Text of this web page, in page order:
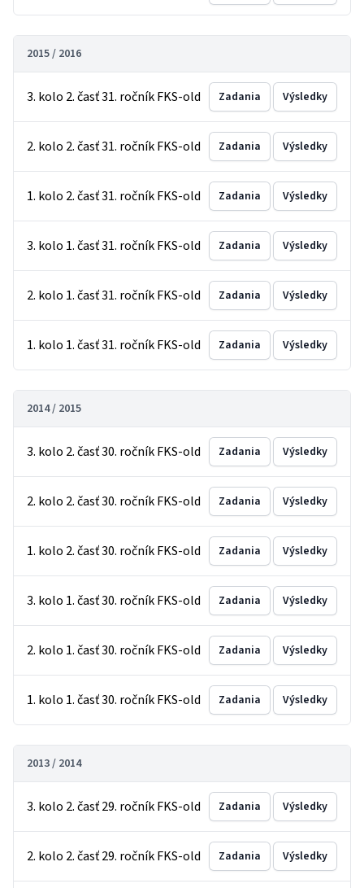
2015 / 2016
3. kolo 2. časť 31. ročník FKS-old Zadania Výsledky
2. kolo 2. časť 31. ročník FKS-old Zadania Výsledky
1. kolo 2. časť 31. ročník FKS-old Zadania Výsledky
3. kolo 1. časť 31. ročník FKS-old Zadania Výsledky
2. kolo 1. časť 31. ročník FKS-old Zadania Výsledky
1. kolo 1. časť 31. ročník FKS-old Zadania Výsledky
2014 / 2015
3. kolo 2. časť 30. ročník FKS-old Zadania Výsledky
2. kolo 2. časť 30. ročník FKS-old Zadania Výsledky
1. kolo 2. časť 30. ročník FKS-old Zadania Výsledky
3. kolo 1. časť 30. ročník FKS-old Zadania Výsledky
2. kolo 1. časť 30. ročník FKS-old Zadania Výsledky
1. kolo 1. časť 30. ročník FKS-old Zadania Výsledky
2013 / 2014
3. kolo 2. časť 29. ročník FKS-old Zadania Výsledky
2. kolo 2. časť 29. ročník FKS-old Zadania Výsledky